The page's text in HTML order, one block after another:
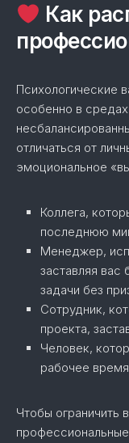
Как
Психологические
особенно в
отличаться от
эмоциональное
Коллега,
последнюю
Менеджер,
заставляя вас
задачи без
Сотрудник,
проекта,
Человек,
рабочее
Чтобы ограничить